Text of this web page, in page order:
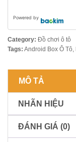
Powered by
Category: Đồ chơi ô tô
Tags: Android Box Ô Tô,
MÔ TẢ
NHÃN HIỆU
ĐÁNH GIÁ (0)